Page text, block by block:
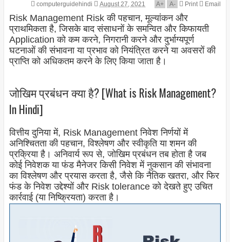
computerguidehindi August 27, 2021 A+ A- Print Email
Risk Management Risk की पहचान, मूल्यांकन और
प्राथमिकता है, जिसके बाद संसाधनों के समन्वित और किफायती
Application को कम करने, निगरानी करने और दुर्भाग्यपूर्ण
घटनाओं की संभावना या प्रभाव को नियंत्रित करने या अवसरों की
प्राप्ति को अधिकतम करने के लिए किया जाता है।
जोखिम प्रबंधन क्या है? [What is Risk Management?
In Hindi]
वित्तीय दुनिया में, Risk Management निवेश निर्णयों में
अनिश्चितता की पहचान, विश्लेषण और स्वीकृति या शमन की
प्रक्रिया है। अनिवार्य रूप से, जोखिम प्रबंधन तब होता है जब
कोई निवेशक या फंड मैनेजर किसी निवेश में नुकसान की संभावना
का विश्लेषण और प्रयास करता है, जैसे कि नैतिक खतरा, और फिर
फंड के निवेश उद्देश्यों और Risk tolerance को देखते हुए उचित
कार्रवाई (या निष्क्रियता) करता है।